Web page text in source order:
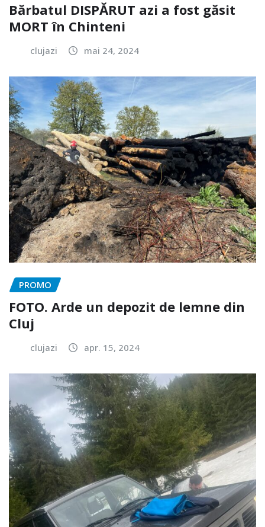
Bărbatul DISPĂRUT azi a fost găsit
MORT în Chinteni
clujazi mai 24, 2024
PROMO
FOTO. Arde un depozit de lemne din
Cluj
clujazi apr. 15, 2024